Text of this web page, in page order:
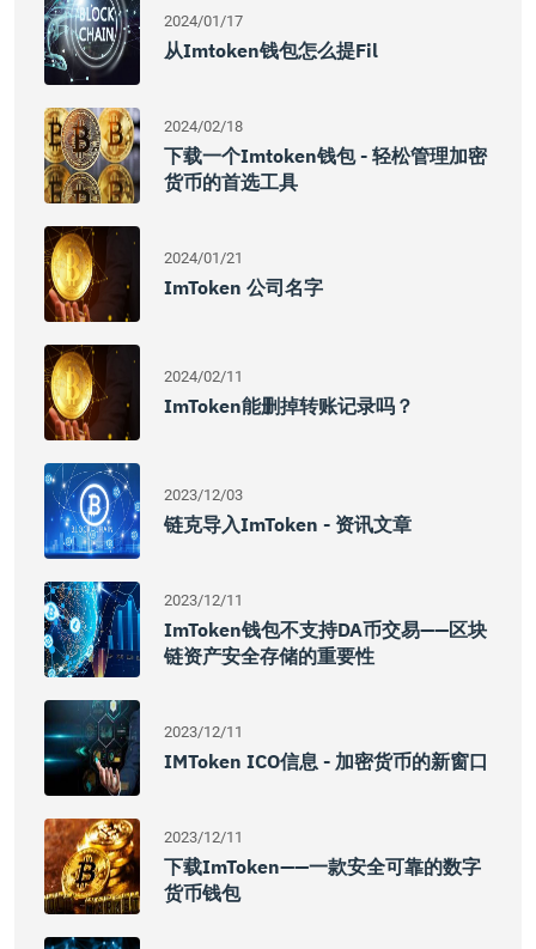
2024/01/17
从imtoken钱包怎么提fil
2024/02/18
下载一个imtoken钱包 - 轻松管理加密
货币的首选工具
2024/01/21
ImToken 公司名字
2024/02/11
ImToken能删掉转账记录吗？
2023/12/03
链克导入imToken - 资讯文章
2023/12/11
ImToken钱包不支持DA币交易——区块
链资产安全存储的重要性
2023/12/11
IMToken ICO信息 - 加密货币的新窗口
2023/12/11
下载imToken——一款安全可靠的数字
货币钱包